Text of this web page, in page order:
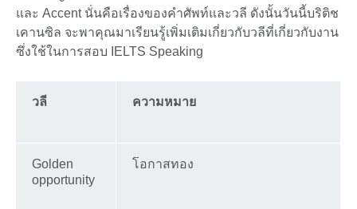
และ Accent นั่นคือเรื่องของคำศัพท์และวลี ดังนั้นวันนี้บริติช
เคานซิล จะพาคุณมาเรียนรู้เพิ่มเติมเกี่ยวกับวลีที่เกี่ยวกับงาน
ซึ่งใช้ในการสอบ IELTS Speaking
วลี ความหมาย
Golden
opportunity
โอกาสทอง